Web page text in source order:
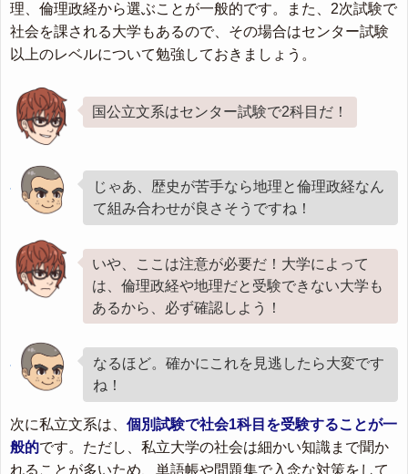
理、倫理政経から選ぶことが一般的です。また、2次試験で
社会を課される大学もあるので、その場合はセンター試験
以上のレベルについて勉強しておきましょう。
国公立文系はセンター試験で2科目だ！
じゃあ、歴史が苦手なら地理と倫理政経なん
て組み合わせが良さそうですね！
いや、ここは注意が必要だ！大学によって
は、倫理政経や地理だと受験できない大学も
あるから、必ず確認しよう！
なるほど。確かにこれを見逃したら大変です
ね！
次に私立文系は、 個別試験で社会1科目を受験することが一
般的です。ただし、私立大学の社会は細かい知識まで聞か
れることが多いため、単語帳や問題集で入念な対策をして